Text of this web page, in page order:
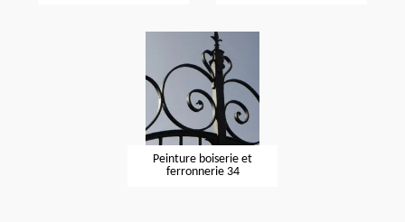
Peinture boiserie et
ferronnerie 34